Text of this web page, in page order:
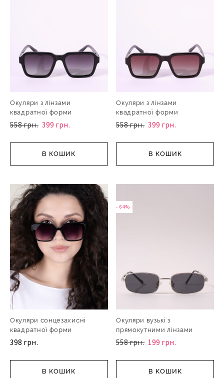
Окуляри з лінзами
квадратної форми
558 грн. 399 грн.
В КОШИК
Окуляри з лінзами
квадратної форми
558 грн. 399 грн.
В КОШИК
Окуляри сонцезахисні
квадратної форми
398 грн.
В КОШИК
- 64%
Окуляри вузькі з
прямокутними лінзами
558 грн. 199 грн.
В КОШИК